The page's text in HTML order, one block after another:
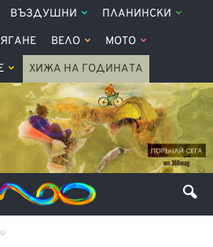
ВЪЗДУШНИ ПЛАНИНСКИ
ВЕЛО МОТО
ХИЖА НА ГОДИНАТА